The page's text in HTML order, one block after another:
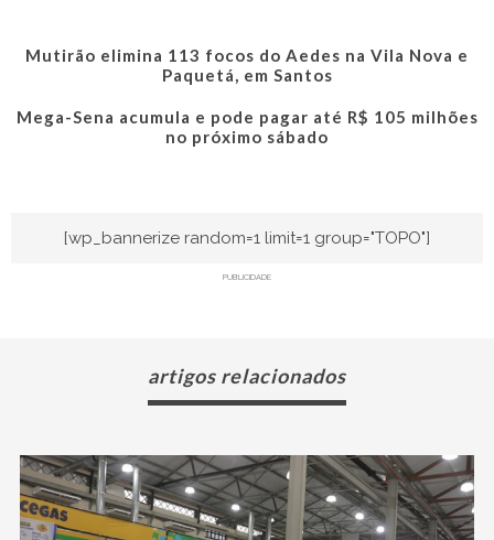
Mutirão elimina 113 focos do Aedes na Vila Nova e
Paquetá, em Santos
Mega-Sena acumula e pode pagar até R$ 105 milhões
no próximo sábado
[wp_bannerize random=1 limit=1 group="TOPO"]
PUBLICIDADE
artigos relacionados